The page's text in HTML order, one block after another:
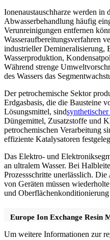
Ionenaustauschharze werden in
Abwasserbehandlung häufig
Verunreinigungen entfernen
Wasseraufbereitungsverfahren
industrieller Demineralisierung,
Wasserproduktion,
Während strenge
des Wassers das
Der petrochemische Sektor
Erdgasbasis, die die Bausteine
Lösungsmittel, sind
Düngemittel, Zusatzstoffe und
petrochemischen Verarbeitung
effiziente Katalysatoren
Das Elektro- und
an ultralem Wasser. Bei
Prozessschritte unerlässlich.
von Geräten müssen
und
Europe Ion Exchange Resin
Um weitere Informationen zur